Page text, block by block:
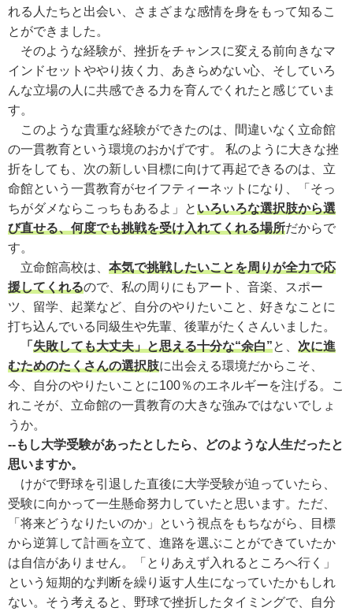
れる人たちと出会い、さまざまな感情を身をもって知るこ
とができました。
そのような経験が、挫折をチャンスに変える前向きなマ
インドセットややり抜く力、あきらめない心、そしていろ
んな立場の人に共感できる力を育んでくれたと感じていま
す。
このような貴重な経験ができたのは、間違いなく立命館
の一貫教育という環境のおかげです。 私のように大きな挫
折をしても、次の新しい目標に向けて再起できるのは、立
命館という一貫教育がセイフティーネットになり、「そっ
ちがダメならこっちもあるよ」といろいろな選択肢から選
び直せる、何度でも挑戦を受け入れてくれる場所だからで
す。
立命館高校は、 本気で挑戦したいことを周りが全力で応
援してくれるので、私の周りにもアート、音楽、スポー
ツ、留学、起業など、自分のやりたいこと、好きなことに
打ち込んでいる同級生や先輩、後輩がたくさんいました。
「 失敗しても大丈夫」と思える十分な“余白”と、 次に進
むためのたくさんの選択肢に出会える環境だからこそ、
今、自分のやりたいことに100％のエネルギーを注げる。こ
れこそが、立命館の一貫教育の大きな強みではないでしょ
うか。
--もし大学受験があったとしたら、どのような人生だったと
思いますか。
けがで野球を引退した直後に大学受験が迫っていたら、
受験に向かって一生懸命努力していたと思います。ただ、
「将来どうなりたいのか」という視点をもちながら、目標
から逆算して計画を立て、進路を選ぶことができていたか
は自信がありません。「とりあえず入れるところへ行く」
という短期的な判断を繰り返す人生になっていたかもしれ
ない。そう考えると、野球で挫折したタイミングで、自分